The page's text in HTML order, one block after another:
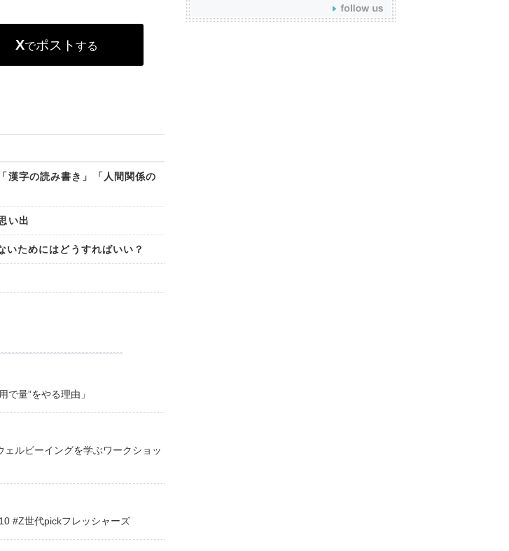
Xでポスト する
漢字の読み書き」「人間関係の
い出
ためにはどうすればいい？
量”をやる理由」
ルビーイングを学ぶワークショッ
#Z世代pickフレッシャーズ